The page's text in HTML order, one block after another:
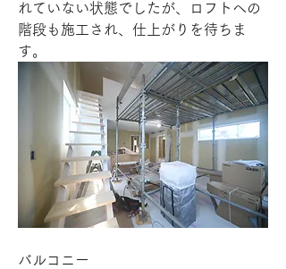
れていない状態でしたが、ロフトへの
階段も施工され、仕上がりを待ちま
す。
バルコニー